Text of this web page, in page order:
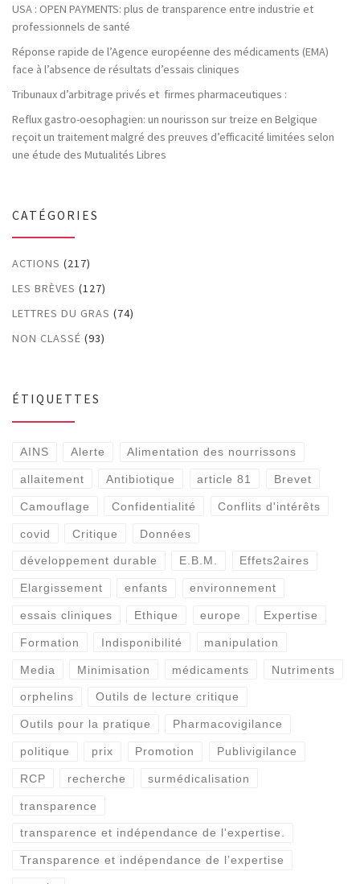
USA : OPEN PAYMENTS: plus de transparence entre industrie et
professionnels de santé
Réponse rapide de l’Agence européenne des médicaments (EMA)
face à l’absence de résultats d’essais cliniques
Tribunaux d’arbitrage privés et firmes pharmaceutiques :
Reflux gastro-oesophagien: un nourisson sur treize en Belgique
reçoit un traitement malgré des preuves d’efficacité limitées selon
une étude des Mutualités Libres
CATÉGORIES
ACTIONS (217)
LES BRÈVES (127)
LETTRES DU GRAS (74)
NON CLASSÉ (93)
ÉTIQUETTES
AINS Alerte Alimentation des nourrissons
allaitement Antibiotique article 81 Brevet
Camouflage Confidentialité Conflits d'intérêts
covid Critique Données
développement durable E.B.M. Effets2aires
Elargissement enfants environnement
essais cliniques Ethique europe Expertise
Formation Indisponibilité manipulation
Media Minimisation médicaments Nutriments
orphelins Outils de lecture critique
Outils pour la pratique Pharmacovigilance
politique prix Promotion Publivigilance
RCP recherche surmédicalisation
transparence
transparence et indépendance de l'expertise.
Transparence et indépendance de l’expertise